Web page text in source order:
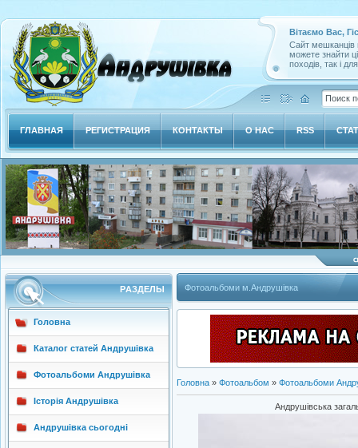
Вітаємо Вас,
Сайт мешканців
можете знайти
походів, так і
ГЛАВНАЯ РЕГИСТРАЦИЯ КОНТАКТЫ О НАС RSS
РAЗДЕЛЫ
Головна
Каталог статей Андрушівка
Фотоальбоми Андрушівка
Історія Андрушівка
Андрушівка сьогодні
Фотоальбоми м.Андрушівка
Головна » Фотоальбом » Фотоальбоми
Андрушівська